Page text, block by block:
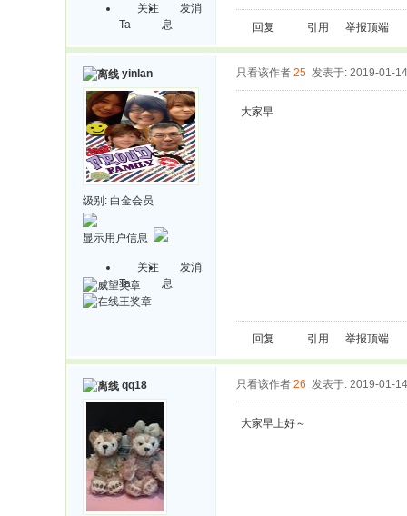
关注
Ta
发消
息
回复 引用 举报顶端
yinlan
级别: 白金会员
显示用户信息
关注
Ta
发消
息
只看该作者 25 发表于: 2019-01-14
大家早
回复 引用 举报顶端
qq18 只看该作者 26 发表于: 2019-01-14
大家早上好～